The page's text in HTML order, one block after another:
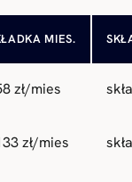
MIES.
zł/mies
zł/mies
zł/mies